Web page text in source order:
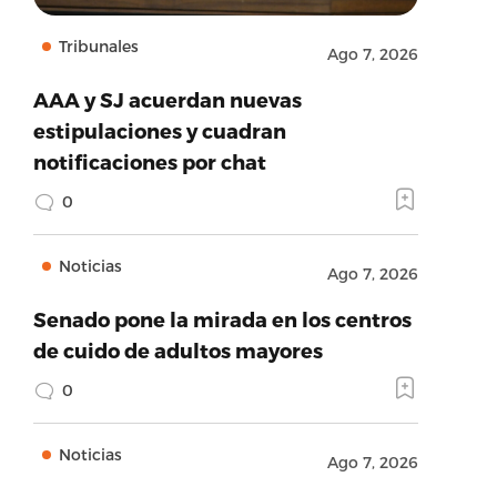
Tribunales Ago 7, 2026
AAA y SJ acuerdan nuevas
estipulaciones y cuadran
notificaciones por chat
0
Noticias Ago 7, 2026
Senado pone la mirada en los centros
de cuido de adultos mayores
0
Noticias Ago 7, 2026